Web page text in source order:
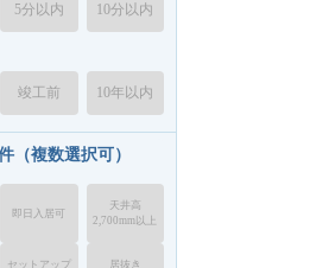
5分以内 10分以内
竣工前 10年以内
（複数選択可）
即日入居可
天井高
2,700mm以上
セットアップ
居抜き